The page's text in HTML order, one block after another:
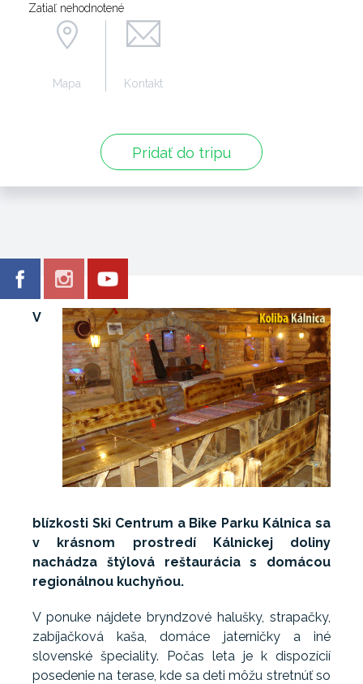
Zatiaľ nehodnotené
Pridať do tripu
Mapa Kontakt
V
blízkosti Ski Centrum a Bike Parku Kálnica sa
v krásnom prostredí Kálnickej doliny
nachádza štýlová reštaurácia s domácou
regionálnou kuchyňou.
V ponuke nájdete bryndzové halušky, strapačky,
zabíjačková kaša, domáce jaterničky a iné
slovenské špeciality. Počas leta je k dispozícií
posedenie na terase, kde sa deti môžu stretnúť so